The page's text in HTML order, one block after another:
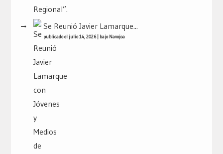
Se Reunió Javier Lamarque...
publicado el julio 14, 2026| bajoNavojoa